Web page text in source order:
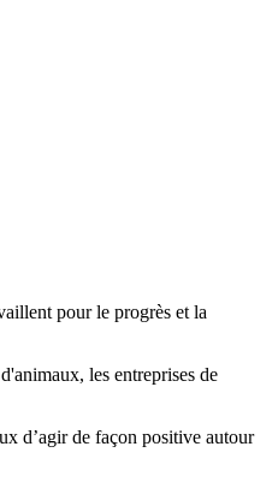
pour le progrès et la
les entreprises de
d’agir de façon positive autour